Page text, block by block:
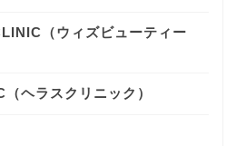
（ウィズビューティー
ヘラスクリニック）